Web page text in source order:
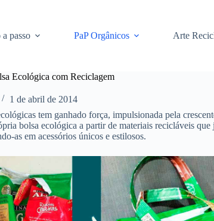
a passo PaP Orgânicos Arte
Ecológica com Reciclagem
1 de abril de 2014
tem ganhado força, impulsionada pela
bolsa ecológica a partir de materiais recicláveis
as em acessórios únicos e estilosos.